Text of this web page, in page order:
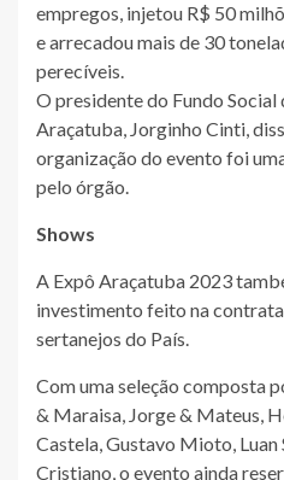
empregos, injetou R$ 50
e arrecadou mais de 30
perecíveis.
O presidente do Fundo Social
Araçatuba, Jorginho Cinti,
organização do evento foi
pelo órgão.
Shows
A Expô Araçatuba 2023
investimento feito na
sertanejos do País.
Com uma seleção composta
& Maraisa, Jorge & Mateus,
Castela, Gustavo Mioto, Luan
Cristiano, o evento ainda